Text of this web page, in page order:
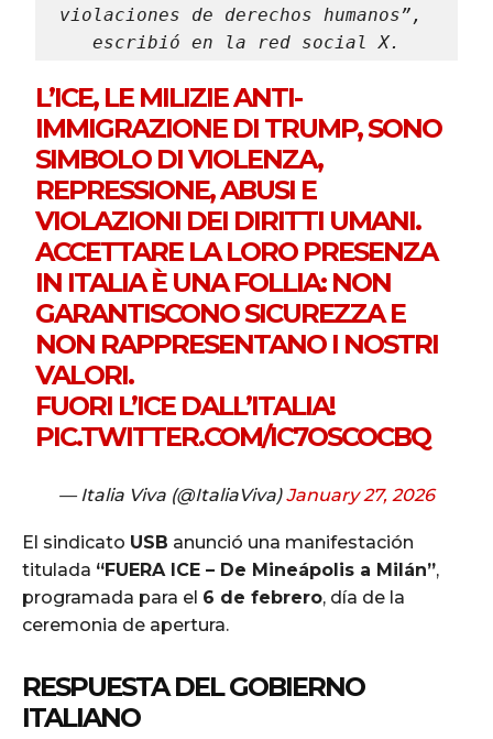
violaciones de derechos humanos”,
escribió en la red social X.
L’ICE, LE MILIZIE ANTI-
IMMIGRAZIONE DI TRUMP, SONO
SIMBOLO DI VIOLENZA,
REPRESSIONE, ABUSI E
VIOLAZIONI DEI DIRITTI UMANI.
ACCETTARE LA LORO PRESENZA
IN ITALIA È UNA FOLLIA: NON
GARANTISCONO SICUREZZA E
NON RAPPRESENTANO I NOSTRI
VALORI.
FUORI L’ICE DALL’ITALIA!
PIC.TWITTER.COM/IC7OSCOCBQ
— Italia Viva (@ItaliaViva)January 27, 2026
El sindicato USB anunció una manifestación
titulada “FUERA ICE – De Mineápolis a Milán”,
programada para el 6 de febrero, día de la
ceremonia de apertura.
RESPUESTA DEL GOBIERNO
ITALIANO